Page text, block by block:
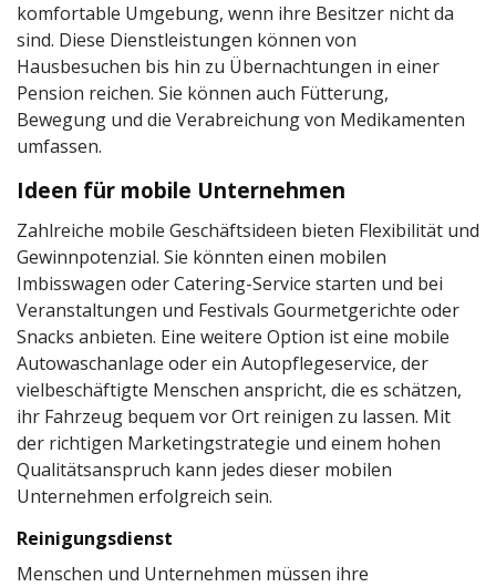
komfortable Umgebung, wenn ihre Besitzer nicht da
sind. Diese Dienstleistungen können von
Hausbesuchen bis hin zu Übernachtungen in einer
Pension reichen. Sie können auch Fütterung,
Bewegung und die Verabreichung von Medikamenten
umfassen.
Ideen für mobile Unternehmen
Zahlreiche mobile Geschäftsideen bieten Flexibilität und
Gewinnpotenzial. Sie könnten einen mobilen
Imbisswagen oder Catering-Service starten und bei
Veranstaltungen und Festivals Gourmetgerichte oder
Snacks anbieten. Eine weitere Option ist eine mobile
Autowaschanlage oder ein Autopflegeservice, der
vielbeschäftigte Menschen anspricht, die es schätzen,
ihr Fahrzeug bequem vor Ort reinigen zu lassen. Mit
der richtigen Marketingstrategie und einem hohen
Qualitätsanspruch kann jedes dieser mobilen
Unternehmen erfolgreich sein.
Reinigungsdienst
Menschen und Unternehmen müssen ihre